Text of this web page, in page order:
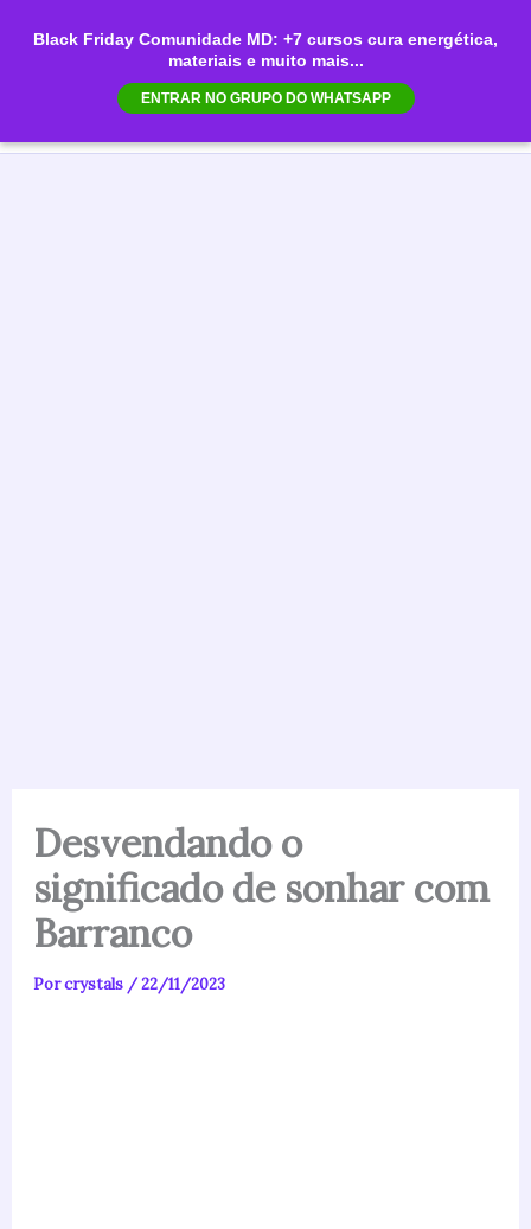
Black Friday Comunidade MD: +7 cursos cura energética,
materiais e muito mais...
ENTRAR NO GRUPO DO WHATSAPP
para
Desvendando o
significado de sonhar com
Barranco
Porcrystals /22/11/2023